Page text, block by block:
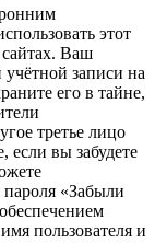
этот
Ваш
учётной записи на
его в тайне,
третье лицо
если вы забудете
пароля «Забыли
пользователя и